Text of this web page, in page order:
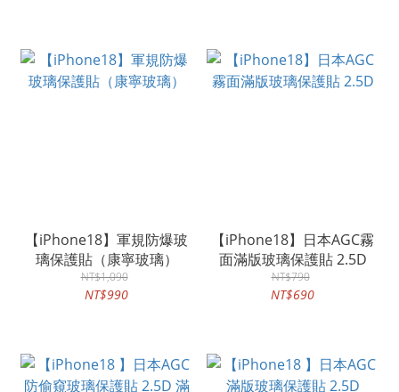
【iPhone18】軍規防爆玻
璃保護貼（康寧玻璃）
NT$1,090
NT$990
【iPhone18】日本AGC霧
面滿版玻璃保護貼 2.5D
NT$790
NT$690